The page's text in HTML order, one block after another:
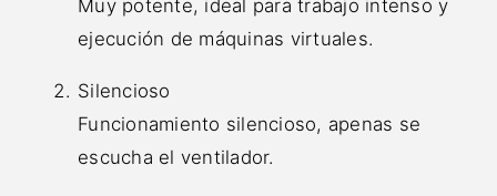
Muy potente, ideal para trabajo intenso y
ejecución de máquinas virtuales.
Silencioso
Funcionamiento silencioso, apenas se
escucha el ventilador.